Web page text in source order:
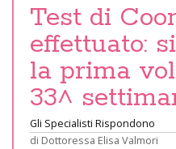
Test di
effettuato:
la prima
33^
Gli Specialisti Rispondono
di Dottoressa Elisa Valmori